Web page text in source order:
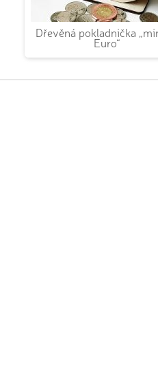
Dřevěná pokladnička
Euro“